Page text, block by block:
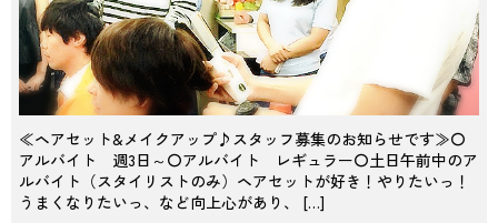
≪ヘアセット&メイクアップ♪スタッフ募集のお知らせです≫〇
アルバイト 週3日～〇アルバイト レギュラー〇土日午前中のア
ルバイト（スタイリストのみ）ヘアセットが好き！やりたいっ！
うまくなりたいっ、など向上心があり、 […]